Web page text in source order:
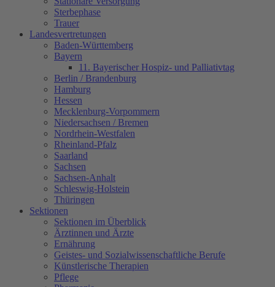
Sterbephase
Trauer
Landesvertretungen
Baden-Württemberg
Bayern
11. Bayerischer Hospiz- und Palliativtag
Berlin / Brandenburg
Hamburg
Hessen
Mecklenburg-Vorpommern
Niedersachsen / Bremen
Nordrhein-Westfalen
Rheinland-Pfalz
Saarland
Sachsen
Sachsen-Anhalt
Schleswig-Holstein
Thüringen
Sektionen
Sektionen im Überblick
Ärztinnen und Ärzte
Ernährung
Geistes- und Sozialwissenschaftliche Berufe
Künstlerische Therapien
Pflege